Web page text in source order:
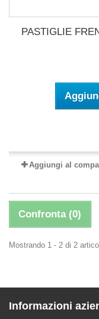
PASTIGLIE
Aggiungi al
Confronta (0)
Mostrando 1 - 2 di 2
Informazioni